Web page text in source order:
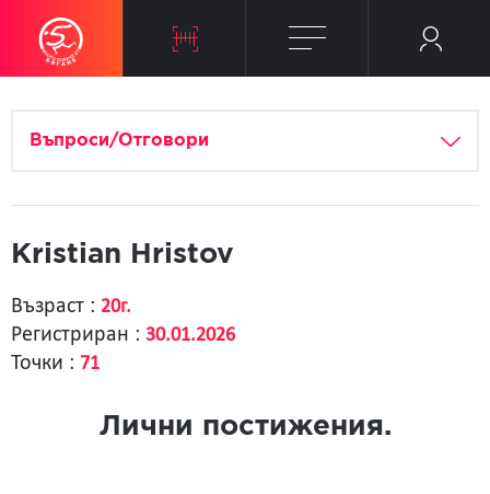
Въпроси/Отговори
Kristian Hristov
Възраст : 20г.
Регистриран : 30.01.2026
Точки : 71
Лични постижения.